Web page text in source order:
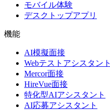
モバイル体験
デスクトップアプリ
機能
AI模擬面接
Webテストアシスタント
Mercor面接
HireVue面接
特化型AIアシスタント
AI応募アシスタント